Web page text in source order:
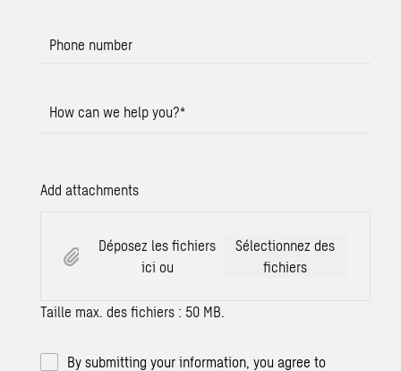
Phone number
How can we help you?*
Add attachments
Déposez les fichiers
ici ou
Sélectionnez des
fichiers
Taille max. des fichiers : 50 MB.
By submitting your information, you agree to